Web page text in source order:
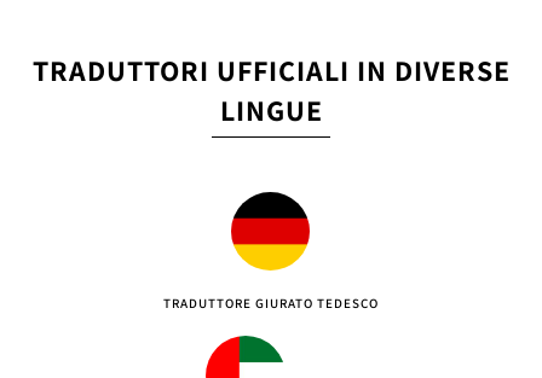
TRADUTTORI UFFICIALI IN DIVERSE
LINGUE
TRADUTTORE GIURATO TEDESCO